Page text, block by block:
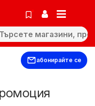
абонирайте се